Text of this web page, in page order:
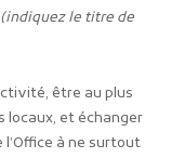
(indiquez le titre de
être au plus
locaux, et échanger
à ne surtout